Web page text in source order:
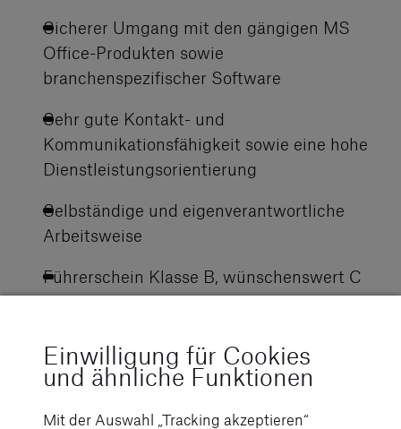
Sicherer Umgang mit den gängigen MS
Office-Produkten sowie
branchenspezifischer Software
Sehr gute Kontakt- und
Kommunikationsfähigkeit sowie eine hohe
Dienstleistungsorientierung
Selbständige und eigenverantwortliche
Arbeitsweise
Führerschein Klasse B, wünschenswert C
Darauf kannst Du dich
freuen
Einwilligung für Cookies
und ähnliche Funktionen
Mit der Auswahl „Tracking akzeptieren“